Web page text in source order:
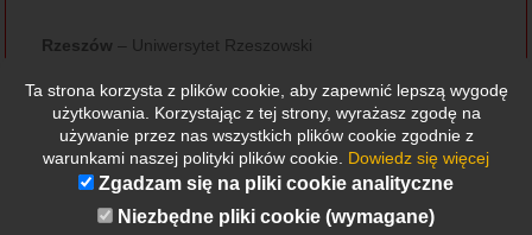
Rzeszów – Uniwersytet Rzeszowski
Sopot– Sopocka Szkoła Wyższa
Audyt i kontrola wewnętrzna w administracji i
gospodarce
Ta strona korzysta z plików cookie, aby zapewnić lepszą wygodę
użytkowania. Korzystając z tej strony, wyrażasz zgodę na
używanie przez nas wszystkich plików cookie zgodnie z
warunkami naszej polityki plików cookie. Dowiedz się więcej
Zgadzam się na pliki cookie analityczne
Niezbędne pliki cookie (wymagane)